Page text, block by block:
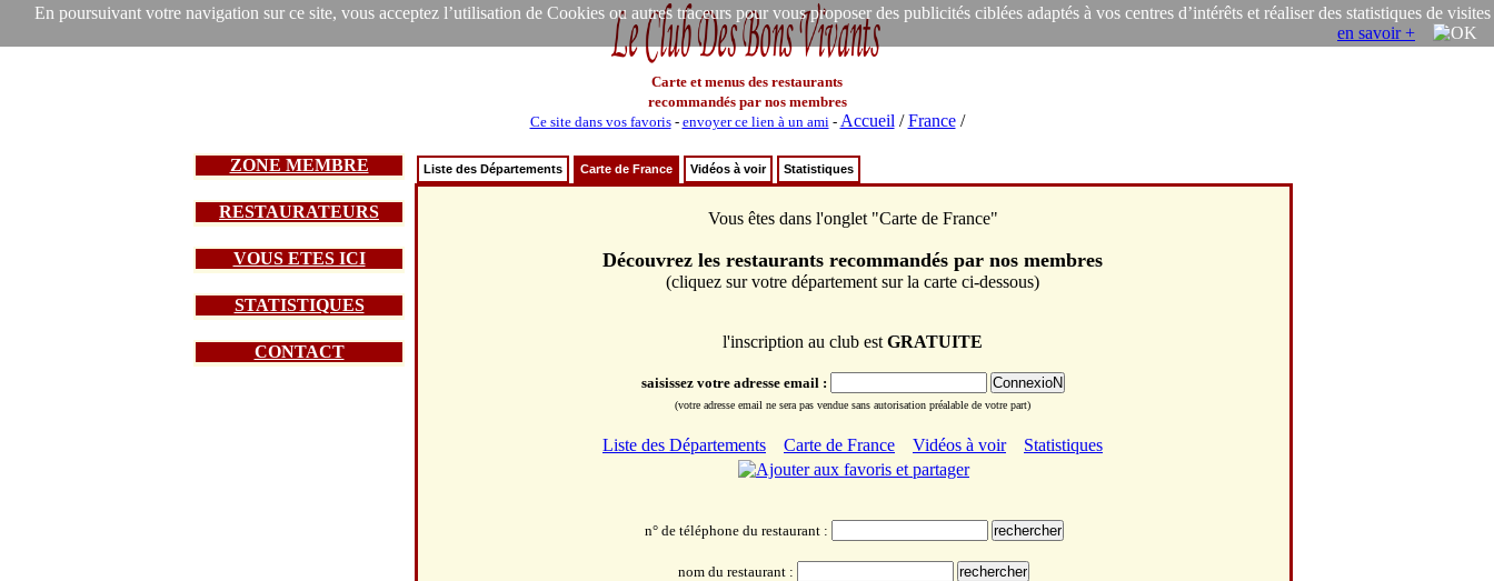
En poursuivant votre navigation sur ce site, vous acceptez l’utilisation de Cookies ou autres traceurs pour vous proposer des publicités ciblées adaptés à vos centres d’intérêts et réaliser des statistiques de visites
en savoir +
Carte et menus des restaurants
recommandés par nos membres
Ce site dans vos favoris- envoyer ce lien à un ami- Accueil /France/
ZONE MEMBRE
RESTAURATEURS
VOUS ETES ICI
STATISTIQUES
CONTACT
Liste des Départements Carte de France Vidéos à voir Statistiques
Vous êtes dans l'onglet "Carte de France"
Découvrez les restaurants recommandés par nos membres
(cliquez sur votre département sur la carte ci-dessous)
l'inscription au club est GRATUITE
saisissez votre adresse email :
(votre adresse email ne sera pas vendue sans autorisation préalable de votre part)
Liste des Départements Carte de France Vidéos à voir Statistiques
n° de téléphone du restaurant :
nom du restaurant :